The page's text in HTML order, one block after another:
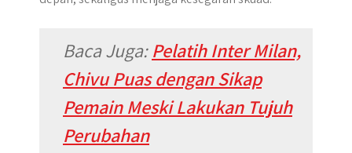
Baca Juga:Pelatih Inter Milan,
Chivu Puas dengan Sikap
Pemain Meski Lakukan Tujuh
Perubahan